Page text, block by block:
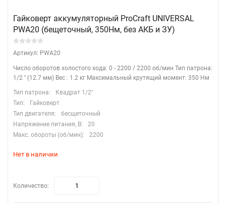
Гайковерт аккумуляторный ProCraft UNIVERSAL
PWA20 (бещеточный, 350Нм, без АКБ и ЗУ)
Артикул: PWA20
Число оборотов холостого хода: 0 - 2200 / 2200 об/мин Тип патрона:
1/2 '' (12.7 мм) Вес : 1.2 кг Максимальный крутящий момент: 350 Нм
Тип патрона:
Квадрат 1/2"
Тип:
Гайковерт
Тип двигателя:
бесщеточный
Напряжение питания, В:
20
Макс. обороты (об/мин):
2200
Нет в наличии
Количество: